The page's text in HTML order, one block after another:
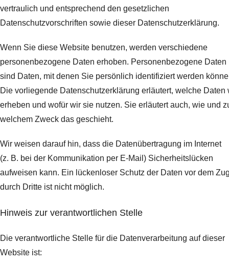
vertraulich und entsprechend den gesetzlichen
Datenschutzvorschriften sowie dieser Datenschutzerklärung.
Wenn Sie diese Website benutzen, werden verschiedene
personenbezogene Daten erhoben. Personenbezogene Daten
sind Daten, mit denen Sie persönlich identifiziert werden
Die vorliegende Datenschutzerklärung erläutert, welche Daten
erheben und wofür wir sie nutzen. Sie erläutert auch, wie und
welchem Zweck das geschieht.
Wir weisen darauf hin, dass die Datenübertragung im Internet
(z. B. bei der Kommunikation per E-Mail) Sicherheitslücken
aufweisen kann. Ein lückenloser Schutz der Daten vor dem
durch Dritte ist nicht möglich.
Hinweis zur verantwortlichen Stelle
Die verantwortliche Stelle für die Datenverarbeitung auf dieser
Website ist: